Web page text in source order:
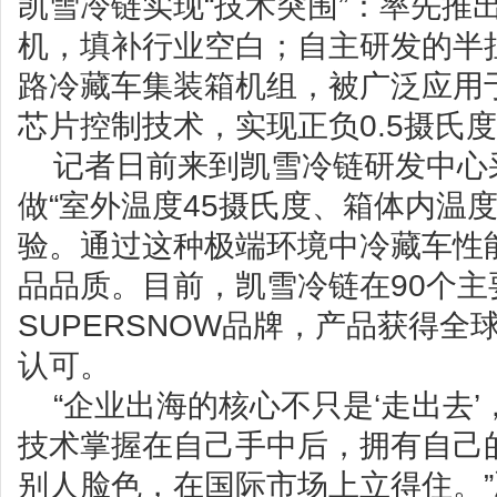
机，填补行业空白；自主研发的
路冷藏车集装箱机组，被广泛应
芯片控制技术，实现正负0.5摄氏
记者日前来到凯雪冷链研发中
做“室外温度45摄氏度、箱体内温
验。通过这种极端环境中冷藏车
品品质。目前，凯雪冷链在90个
SUPERSNOW品牌，产品获得全
认可。
“企业出海的核心不只是‘走出去’
技术掌握在自己手中后，拥有自
别人脸色，在国际市场上立得住。